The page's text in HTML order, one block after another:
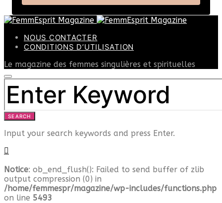
NOUS CONTACTER
CONDITIONS D’UTILISATION
Le magazine des femmes singulières et spirituelles
SEARCH
FOR:
SEARCH
Input your search keywords and press Enter.
Notice: ob_end_flush(): Failed to send buffer of zlib
output compression (0) in
/home/femmespr/magazine/wp-includes/functions.php
on line 5493